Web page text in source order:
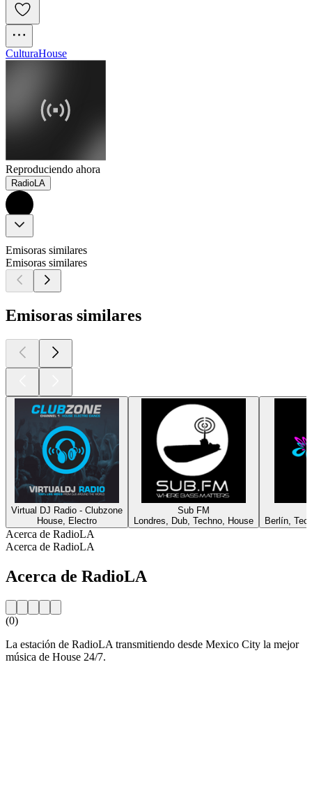
CulturaHouse
Reproduciendo ahora
RadioLA
Emisoras similares
Emisoras similares
Emisoras similares
Virtual DJ Radio - Clubzone
House, Electro
Sub FM
Londres, Dub, Techno, House
Berlín,
Acerca de RadioLA
Acerca de RadioLA
Acerca de RadioLA
(0)
La estación de RadioLA transmitiendo desde Mexico City la mejor
música de House 24/7.